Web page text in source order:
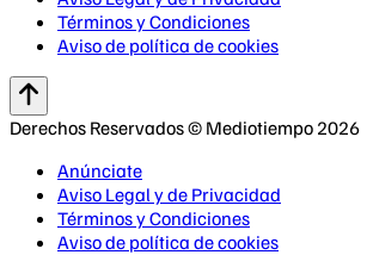
Términos y Condiciones
Aviso de política de cookies
Derechos Reservados © Mediotiempo 2026
Anúnciate
Aviso Legal y de Privacidad
Términos y Condiciones
Aviso de política de cookies